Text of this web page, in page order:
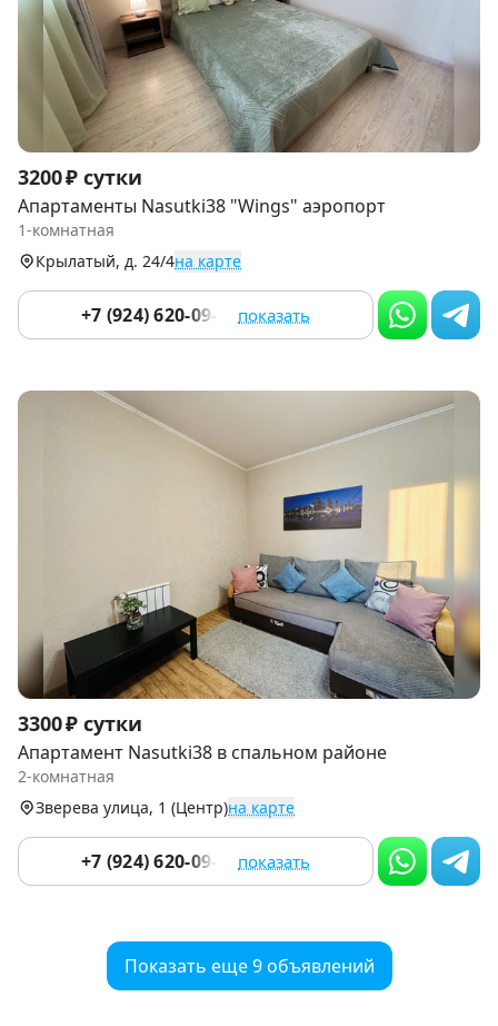
Item
1
of
3200 ₽ сутки
Апартаменты Nasutki38 "Wings" аэропорт
1-комнатная
Крылатый, д. 24/4на карте
+7 (924) 620-09-33 показать
Item
1
of
3300 ₽ сутки
Апартамент Nasutki38 в спальном районе
2-комнатная
Зверева улица, 1 (Центр)на карте
+7 (924) 620-09-33 показать
Показать еще 9 объявлений